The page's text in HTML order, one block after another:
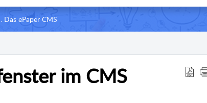
Das ePaper CMS
im CMS